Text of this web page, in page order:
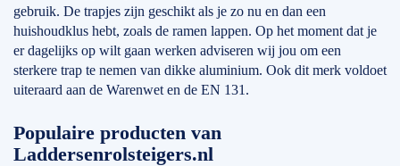
gebruik. De trapjes zijn geschikt als je zo nu en dan een
huishoudklus hebt, zoals de ramen lappen. Op het moment dat je
er dagelijks op wilt gaan werken adviseren wij jou om een
sterkere trap te nemen van dikke aluminium. Ook dit merk voldoet
uiteraard aan de Warenwet en de EN 131.
Populaire producten van
Laddersenrolsteigers.nl